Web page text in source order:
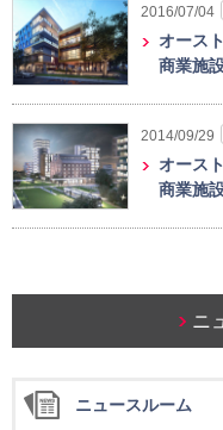
2016/07/04
オース
商業施
2014/09/29
オース
商業施
ニ
ニュースルーム